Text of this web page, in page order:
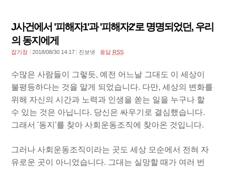
J사건에서 '피해자1'과 '피해자2'로 명명되었던, 우리
의 동지에게
잡기장 2018/08/30 14:17 진보넷 응답 RSS
수많은 사람들이 그렇듯, 예전 어느날 그대도 이 세상이
불평등하다는 것을 알게 되었습니다. 다만, 세상의 변화를
위해 자신의 시간과 노력과 인생을 쏟는 일을 누구나 할
수 있는 것은 아닙니다. 당신은 싸우기로 결심했습니다.
그래서 '동지'를 찾아 사회운동조직에 찾아온 것입니다.
그러나 사회운동조직이라는 곳도 세상 모순에서 전혀 자
유로운 곳이 아니었습니다. 그대는 실망할 때가 여러 번